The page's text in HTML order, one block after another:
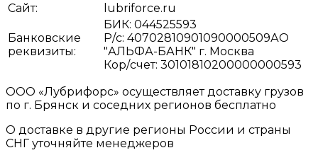
Сайт:
lubriforce.ru
Банковские
реквизиты:
БИК: 044525593
Р/с: 40702810901090000509АО
"АЛЬФА-БАНК" г. Москва
Кор/счет: 30101810200000000593
ООО «Лубрифорс» осуществляет доставку грузов
по г. Брянск и соседних регионов бесплатно
О доставке в другие регионы России и страны
СНГ уточняйте менеджеров